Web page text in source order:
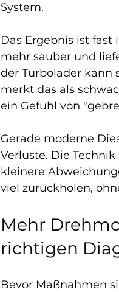
System.
Das Ergebnis ist
mehr sauber und
der Turbolader kann
merkt das als
ein Gefühl von
Gerade moderne
Verluste. Die
kleinere
viel zurückholen,
Mehr
richtigen
Bevor Maßnahmen